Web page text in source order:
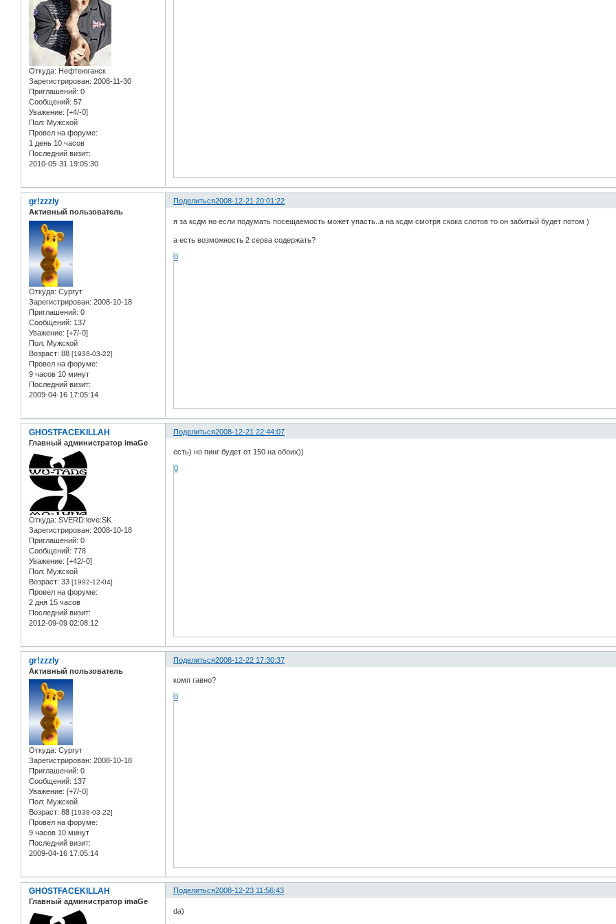
Откуда: Нефтеюганск
Зарегистрирован: 2008-11-30
Приглашений: 0
Сообщений: 57
Уважение: [+4/-0]
Пол: Мужской
Провел на форуме:
1 день 10 часов
Последний визит:
2010-05-31 19:05:30
Поделиться2008-12-21 20:01:22
gr!zzzly
Активный пользователь
Откуда: Сургут
Зарегистрирован: 2008-10-18
Приглашений: 0
Сообщений: 137
Уважение: [+7/-0]
Пол: Мужской
Возраст: 88 [1938-03-22]
Провел на форуме:
9 часов 10 минут
Последний визит:
2009-04-16 17:05:14
я за ксдм но если подумать посещаемость может упасть..а на ксдм смотря скока слотов то он забитый будет потом )
а есть возможность 2 серва содержать?
0
Поделиться2008-12-21 22:44:07
GHOSTFACEKILLAH
Главный администратор imaGe
Откуда: SVERD:love:SK
Зарегистрирован: 2008-10-18
Приглашений: 0
Сообщений: 778
Уважение: [+42/-0]
Пол: Мужской
Возраст: 33 [1992-12-04]
Провел на форуме:
2 дня 15 часов
Последний визит:
2012-09-09 02:08:12
есть) но пинг будет от 150 на обоих))
0
Поделиться2008-12-22 17:30:37
gr!zzzly
Активный пользователь
Откуда: Сургут
Зарегистрирован: 2008-10-18
Приглашений: 0
Сообщений: 137
Уважение: [+7/-0]
Пол: Мужской
Возраст: 88 [1938-03-22]
Провел на форуме:
9 часов 10 минут
Последний визит:
2009-04-16 17:05:14
комп гавно?
0
Поделиться2008-12-23 11:56:43
GHOSTFACEKILLAH
Главный администратор imaGe
da)